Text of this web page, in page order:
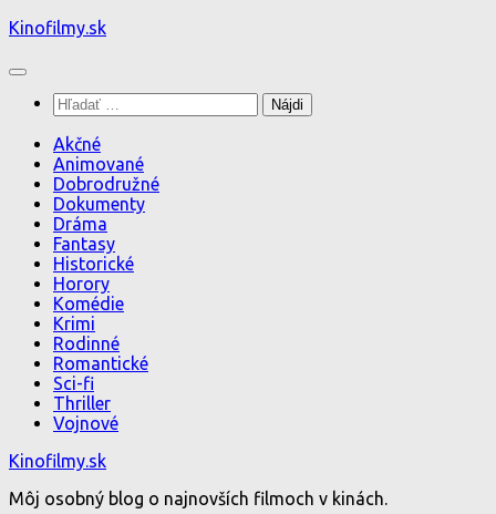
Preskočiť
obsah
Kinofilmy.sk
Hľadať:
Akčné
Animované
Dobrodružné
Dokumenty
Dráma
Fantasy
Historické
Horory
Komédie
Krimi
Rodinné
Romantické
Sci-fi
Thriller
Vojnové
Kinofilmy.sk
Môj osobný blog o najnovších filmoch v kinách.